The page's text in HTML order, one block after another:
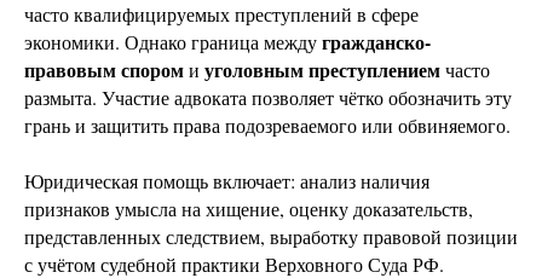
часто квалифицируемых преступлений в сфере
экономики. Однако граница междугражданско-
правовым спороми уголовным преступлениемчасто
размыта. Участие адвоката позволяет чётко обозначить эту
грань и защитить права подозреваемого или обвиняемого.
Юридическая помощь включает: анализ наличия
признаков умысла на хищение, оценку доказательств,
представленных следствием, выработку правовой позиции
с учётом судебной практики Верховного Суда РФ.